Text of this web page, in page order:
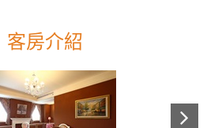
客房介紹